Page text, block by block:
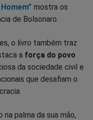
mostra os
de Bolsonaro.
o livro também traz
a força do povo
da sociedade civil e
que desafiam o
palma da sua mão,